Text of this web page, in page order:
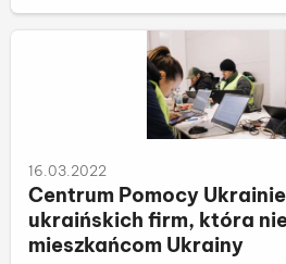
16.03.2022
Centrum Pomocy
ukraińskich firm, która
mieszkańcom Ukrainy